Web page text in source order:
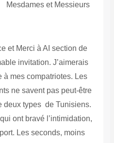
et Messieurs
et Merci à AI section de
invitation. J’aimerais
à mes compatriotes. Les
ne savent pas peut-être
deux types de Tunisiens.
ont bravé l’intimidation,
Les seconds, moins